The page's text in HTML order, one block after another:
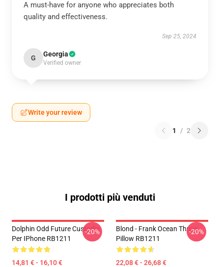
A must-have for anyone who appreciates both
quality and effectiveness.
Sep 25, 2024
G Georgia
Verified owner
Write your review
1 / 2
I prodotti più venduti
Dolphin Odd Future Custodia
Per IPhone RB1211
14,81 € - 16,10 €
-20%
Blond - Frank Ocean Throw
Pillow RB1211
22,08 € - 26,68 €
-20%